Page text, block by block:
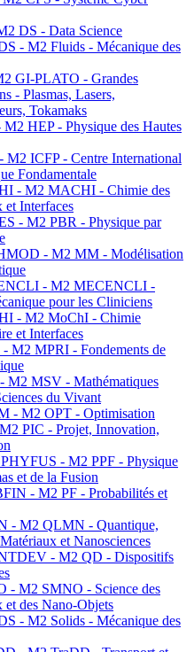
DS - Data Science
- M2 Fluids - Mécanique des
GI-PLATO - Grandes
- Plasmas, Lasers,
Tokamaks
HEP - Physique des Hautes
M2 ICFP - Centre International
Fondamentale
- M2 MACHI - Chimie des
et Interfaces
- M2 PBR - Physique par
- M2 MM - Modélisation
- M2 MECENCLI -
pour les Cliniciens
- M2 MoChI - Chimie
et Interfaces
M2 MPRI - Fondements de
M2 MSV - Mathématiques
du Vivant
- M2 OPT - Optimisation
PIC - Projet, Innovation,
- M2 PPF - Physique
et de la Fusion
- M2 PF - Probabilités et
- M2 QLMN - Quantique,
et Nanosciences
- M2 QD - Dispositifs
- M2 SMNO - Science des
et des Nano-Objets
- M2 Solids - Mécanique des